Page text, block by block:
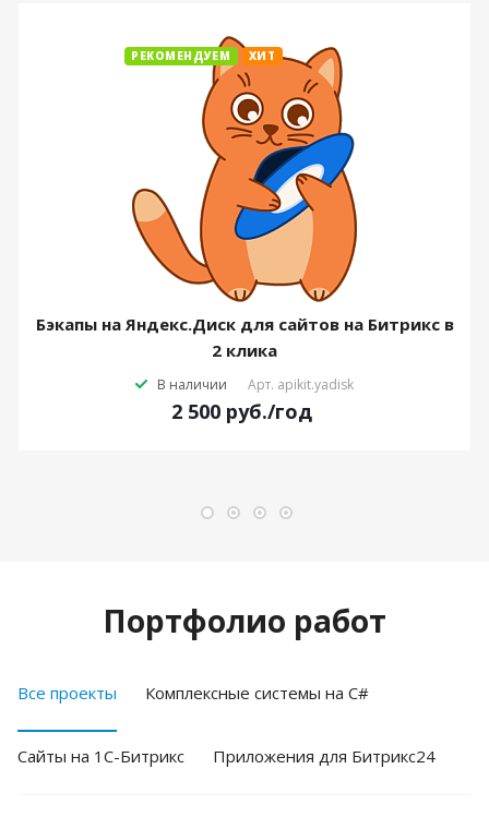
РЕКОМЕНДУЕМ ХИТ
Бэкапы на Яндекс.Диск для сайтов на Битрикс в
2 клика
В наличии Арт. apikit.yadisk
2 500 руб./год
Портфолио работ
Все проекты Комплексные системы на C#
Cайты на 1С-Битрикс Приложения для Битрикс24